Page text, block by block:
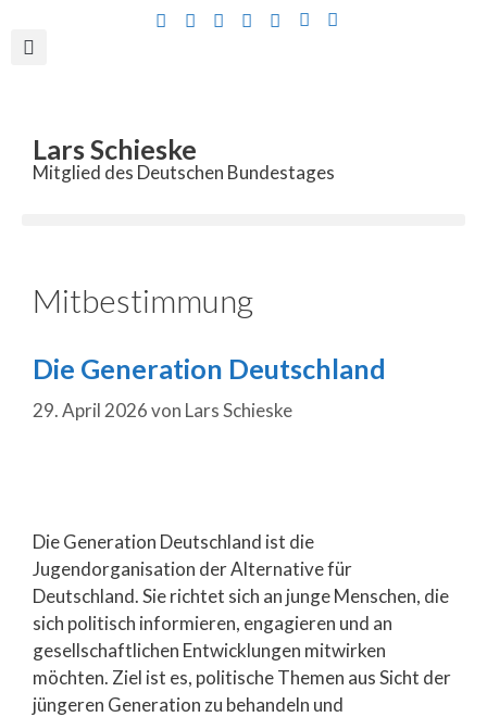
Lars Schieske
Mitglied des Deutschen Bundestages
Mitbestimmung
Die Generation Deutschland
29. April 2026von Lars Schieske
Die Generation Deutschland ist die
Jugendorganisation der Alternative für
Deutschland. Sie richtet sich an junge Menschen, die
sich politisch informieren, engagieren und an
gesellschaftlichen Entwicklungen mitwirken
möchten. Ziel ist es, politische Themen aus Sicht der
jüngeren Generation zu behandeln und